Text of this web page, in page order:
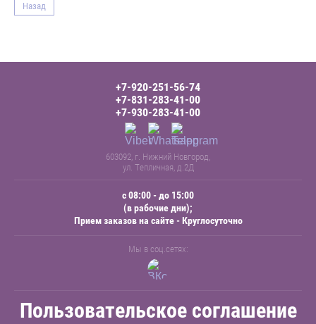
Назад
с 08:00 - до 15:00
(в рабочие дни);
Прием заказов на сайте - Круглосуточно
+7-920-251-56-74
+7-831-283-41-00
+7-930-283-41-00
603092, г. Нижний Новгород,
ул. Тепличная, д.2Д
Мы в соц.сетях:
Пользовательское соглашение